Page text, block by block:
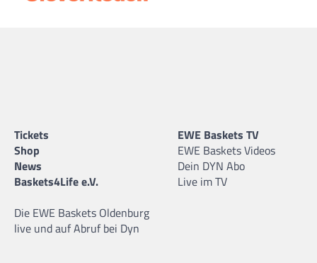
Tickets
Shop
News
Baskets4Life e.V.
Die EWE Baskets Oldenburg
live und auf Abruf bei Dyn
EWE Baskets TV
EWE Baskets Videos
Dein DYN Abo
Live im TV